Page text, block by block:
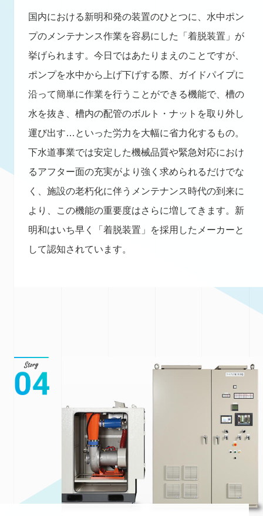
国内における新明和発の装置のひとつに、水中ポン
プのメンテナンス作業を容易にした「着脱装置」が
挙げられます。今日ではあたりまえのことですが、
ポンプを水中から上げ下げする際、ガイドパイプに
沿って簡単に作業を行うことができる機能で、槽の
水を抜き、槽内の配管のボルト・ナットを取り外し
運び出す…といった労力を大幅に省力化するもの。
下水道事業では安定した機械品質や緊急対応におけ
るアフター面の充実がより強く求められるだけでな
く、施設の老朽化に伴うメンテナンス時代の到来に
より、この機能の重要度はさらに増してきます。新
明和はいち早く「着脱装置」を採用したメーカーと
して認知されています。